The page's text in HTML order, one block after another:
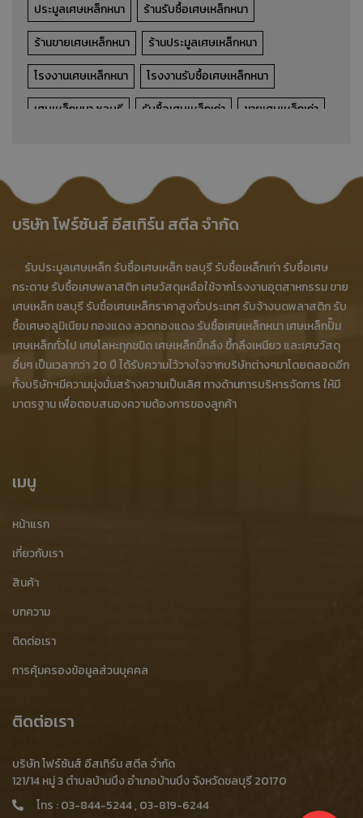
ประมูลเศษเหล็กหนา
ร้านรับซื้อเศษเหล็กหนา
ร้านขายเศษเหล็กหนา
ร้านประมูลเศษเหล็กหนา
โรงงานเศษเหล็กหนา
โรงงานรับซื้อเศษเหล็กหนา
เศษเหล็กหนา ชลบุรี
รับซื้อเศษเหล็กเก่า
ขายเศษเหล็กเก่า
เศษเหล็กหนา ศรีราชา
เศษเหล็กหนา บ่อทอง
เศษเหล็กหนา พนัสนิคม
เศษเหล็กหนา บางละมุง
รับซื้อเศษเหล็กหนาอุตสาหกรรม
ร้านรับซื้อเศษเหล็ก ชลบุรี
ซื้อเศษเหล็ก ชลบุรี
รับซื้อเศษเหล็ก บ้านบึง
ขายเศษเหล็ก บ้านบึง
ประมูลเศษเหล็ก บ้านบึง
บริการทำลายสินค้า BOI
โรงงานทำลายสินค้า BOI
บริษทรับทำลายสินค้า BOI
รับทำลายสินค้า ชลบุรี
รับทำลายสินค้า ศรีราชา
ร้านขายเศษเหล็กปั๊ม
โรงงานเศษเหล็กปั๊ม
เศษเหล็กปั๊ม ชลบุรี
เศษเหล็กปั๊ม บ่อทอง
เศษเหล็กปั๊ม พนัสนิคม
รับซื้อเศษเหล็กจากกระบวนการผลิต
รับซื้อเศษเหล็กโรงงาน
รับซื้อเศษเหล็กอุตสาหกรรม
ขายเศษเหล็กจากกระบวนการผลิต
บริษัท โฟร์ซันส์ อีสเทิร์น สตีล จำกัด
รับประมูลเศษเหล็ก รับซื้อเศษเหล็ก ชลบุรี รับซื้อเหล็กเก่า รับซื้อเศษ
กระดาษ รับซื้อเศษพลาสติก เศษวัสดุเหลือใช้จากโรงงานอุตสาหกรรม ขาย
เศษเหล็ก ชลบุรี รับซื้อเศษเหล็กราคาสูงทั่วประเทศ รับจ้างบดพลาสติก รับ
ซื้อเศษอลูมิเนียม ทองแดง ลวดทองแดง รับซื้อเศษเหล็กหนา เศษเหล็กปั๊ม
เศษเหล็กทั่วไป เศษโลหะทุกชนิด เศษเหล็กขี้กลึง ขี้กลึงเหนียว และเศษวัสดุ
อื่นๆ เป็นเวลากว่า 20 ปี ได้รับความไว้วางใจจากบริษัทต่างๆมาโดยตลอดอีก
ทั้งบริษัทฯมีความมุ่งมั่นสร้างความเป็นเลิศ ทางด้านการบริหารจัดการ ให้มี
มาตรฐาน เพื่อตอบสนองความต้องการของลูกค้า
เมนู
หน้าแรก
เกี่ยวกับเรา
สินค้า
บทความ
ติดต่อเรา
การคุ้มครองข้อมูลส่วนบุคคล
ติดต่อเรา
บริษัท โฟร์ซันส์ อีสเทิร์น สตีล จำกัด
121/14 หมู่ 3 ตำบลบ้านบึง อำเภอบ้านบึง จังหวัดชลบุรี 20170
โทร :03-844-5244,03-819-6244